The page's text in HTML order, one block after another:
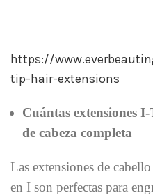
https://
tip-hair-extensions
Cuántas extensiones
de cabeza completa
Las extensiones de
en I son perfectas para